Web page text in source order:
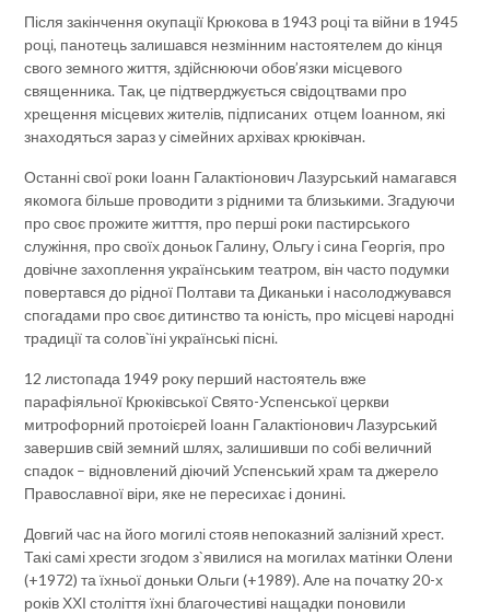
Після закінчення окупації Крюкова в 1943 році та війни в 1945
році, панотець залишався незмінним настоятелем до кінця
свого земного життя, здійснюючи обов’язки місцевого
священника. Так, це підтверджується свідоцтвами про
хрещення місцевих жителів, підписаних отцем Іоанном, які
знаходяться зараз у сімейних архівах крюківчан.
Останні свої роки Іоанн Галактіонович Лазурський намагався
якомога більше проводити з рідними та близькими. Згадуючи
про своє прожите житття, про перші роки пастирського
служіння, про своїх доньок Галину, Ольгу і сина Георгія, про
довічне захоплення українським театром, він часто подумки
повертався до рідної Полтави та Диканьки і насолоджувався
спогадами про своє дитинство та юність, про місцеві народні
традиції та солов`їні українські пісні.
12 листопада 1949 року перший настоятель вже
парафіяльної Крюківської Свято-Успенської церкви
митрофорний протоієрей Іоанн Галактіонович Лазурський
завершив свій земний шлях, залишивши по собі величний
спадок – відновлений діючий Успенський храм та джерело
Православної віри, яке не пересихає і донині.
Довгий час на його могилі стояв непоказний залізний хрест.
Такі самі хрести згодом з`явилися на могилах матінки Олени
(+1972) та їхньої доньки Ольги (+1989). Але на початку 20-х
років ХХІ століття їхні благочестиві нащадки поновили